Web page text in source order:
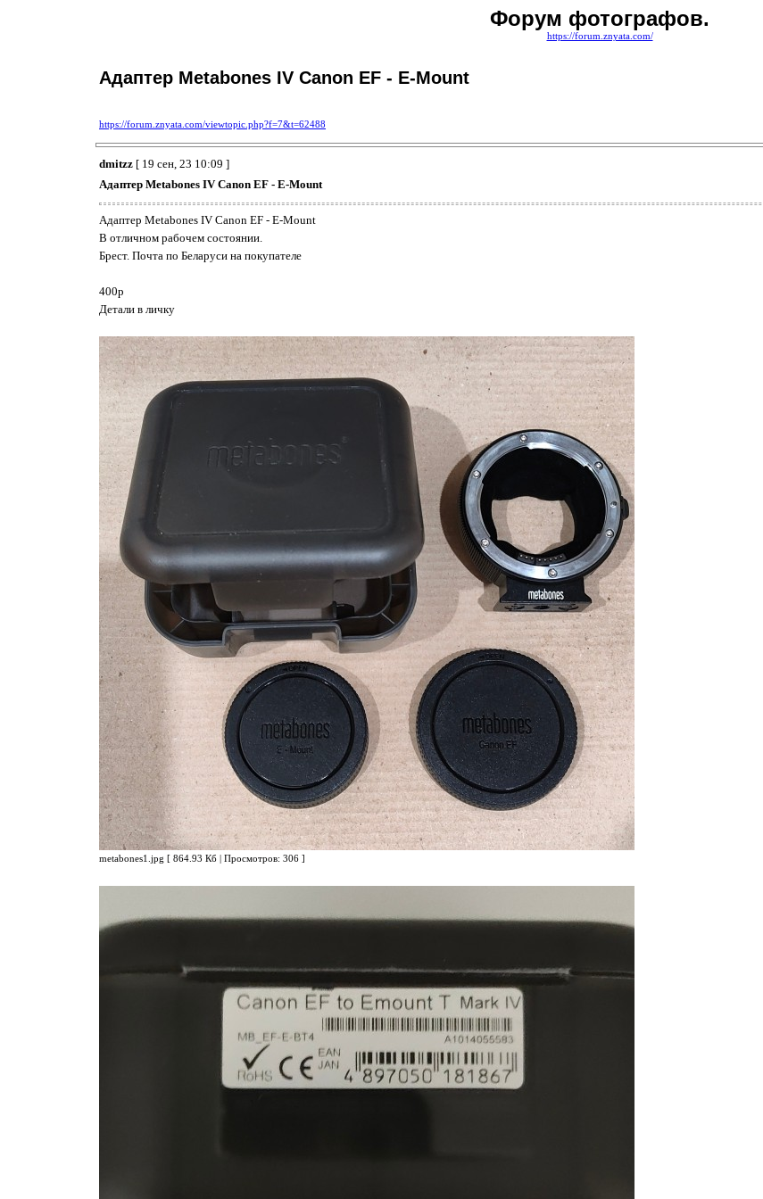
Форум фотографов.
https://forum.znyata.com/
Адаптер Metabones IV Canon EF - E-Mount
https://forum.znyata.com/viewtopic.php?f=7&t=62488
dmitzz [ 19 сен, 23 10:09 ]
Адаптер Metabones IV Canon EF - E-Mount
Адаптер Metabones IV Canon EF - E-Mount
В отличном рабочем состоянии.
Брест. Почта по Беларуси на покупателе
400р
Детали в личку
metabones1.jpg [ 864.93 Кб | Просмотров: 306 ]